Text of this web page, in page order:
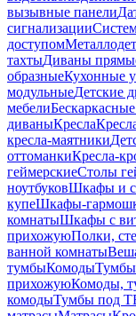
вызывные панели
сигнализации
доступом
тахтыДиваны
образныеКухонные
модульныеДетские
мебели
диваныКресла
кресла-маятники
оттоманкиКресла-
геймерскиеСтолы
ноутбуковШкафы и
купеШкафы-
комнатыШкафы с
прихожуюПолки,
ванной комнаты
тумбыКомодыТумбы
прихожуюКомоды,
комодыТумбы под